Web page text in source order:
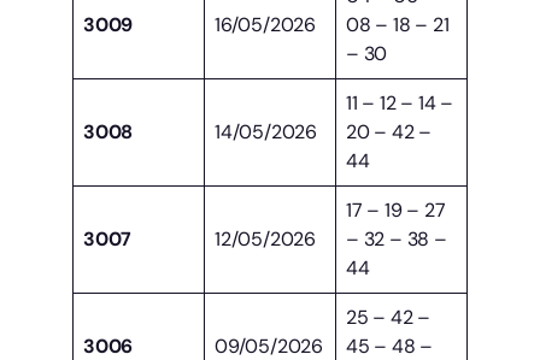
3009 16/05/2026
08 – 18 – 21
– 30
3008 14/05/2026
11 – 12 – 14 –
20 – 42 –
44
3007 12/05/2026
17 – 19 – 27
– 32 – 38 –
44
3006 09/05/2026
25 – 42 –
45 – 48 –